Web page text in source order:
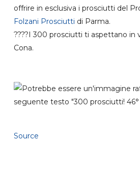
offrire in esclusiva i prosciutti del
Folzani Prosciutti di Parma.
????I 300 prosciutti ti aspettano in
Cona.
Source